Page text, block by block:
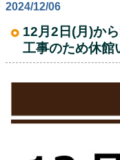
2024/12/06
12月2日(月)か
工事のため休館